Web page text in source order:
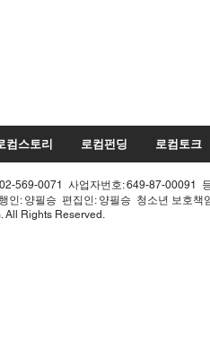
컴스토리 로컴펀딩 로컴토크
569-0071 사업자번호: 649-87-00091
인: 양필승 편집인: 양필승 청소년 보호
All Rights Reserved.